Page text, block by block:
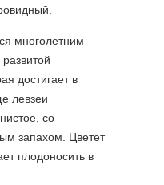
многолетним
достигает в
левзеи
со
запахом. Цветет
плодоносить в